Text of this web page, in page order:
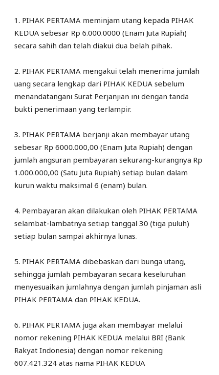
1. PIHAK PERTAMA meminjam utang kepada PIHAK
KEDUA sebesar Rp 6.000.0000 (Enam Juta Rupiah)
secara sahih dan telah diakui dua belah pihak.
2. PIHAK PERTAMA mengakui telah menerima jumlah
uang secara lengkap dari PIHAK KEDUA sebelum
menandatangani Surat Perjanjian ini dengan tanda
bukti penerimaan yang terlampir.
3. PIHAK PERTAMA berjanji akan membayar utang
sebesar Rp 6000.000,00 (Enam Juta Rupiah) dengan
jumlah angsuran pembayaran sekurang-kurangnya Rp
1.000.000,00 (Satu Juta Rupiah) setiap bulan dalam
kurun waktu maksimal 6 (enam) bulan.
4. Pembayaran akan dilakukan oleh PIHAK PERTAMA
selambat-lambatnya setiap tanggal 30 (tiga puluh)
setiap bulan sampai akhirnya lunas.
5. PIHAK PERTAMA dibebaskan dari bunga utang,
sehingga jumlah pembayaran secara keseluruhan
menyesuaikan jumlahnya dengan jumlah pinjaman asli
PIHAK PERTAMA dan PIHAK KEDUA.
6. PIHAK PERTAMA juga akan membayar melalui
nomor rekening PIHAK KEDUA melalui BRI (Bank
Rakyat Indonesia) dengan nomor rekening
607.421.324 atas nama PIHAK KEDUA